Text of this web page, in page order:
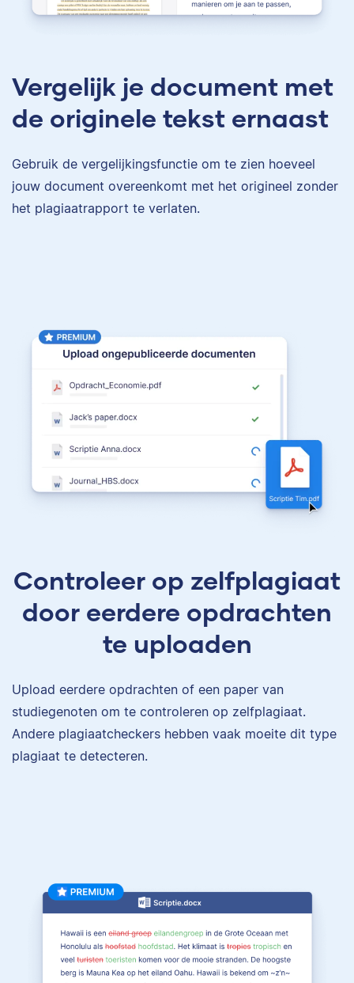
Vergelijk je document met
de originele tekst ernaast
Gebruik de vergelijkingsfunctie om te zien hoeveel
jouw document overeenkomt met het origineel zonder
het plagiaatrapport te verlaten.
Controleer op zelfplagiaat
door eerdere opdrachten
te uploaden
Upload eerdere opdrachten of een paper van
studiegenoten om te controleren op zelfplagiaat.
Andere plagiaatcheckers hebben vaak moeite dit type
plagiaat te detecteren.